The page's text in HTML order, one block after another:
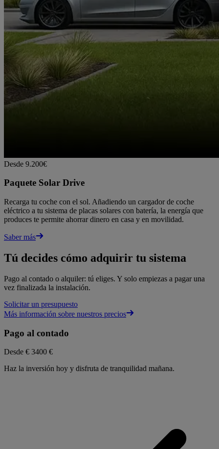
Desde 9.200€
Paquete Solar Drive
Recarga tu coche con el sol. Añadiendo un cargador de coche
eléctrico a tu sistema de placas solares con batería, la energía que
produces te permite ahorrar dinero en casa y en movilidad.
Saber más
Tú decides cómo adquirir tu sistema
Pago al contado o alquiler: tú eliges. Y solo empiezas a pagar una
vez finalizada la instalación.
Solicitar un presupuesto
Más información sobre nuestros precios
Pago al contado
Desde € 3400 €
Haz la inversión hoy y disfruta de tranquilidad mañana.